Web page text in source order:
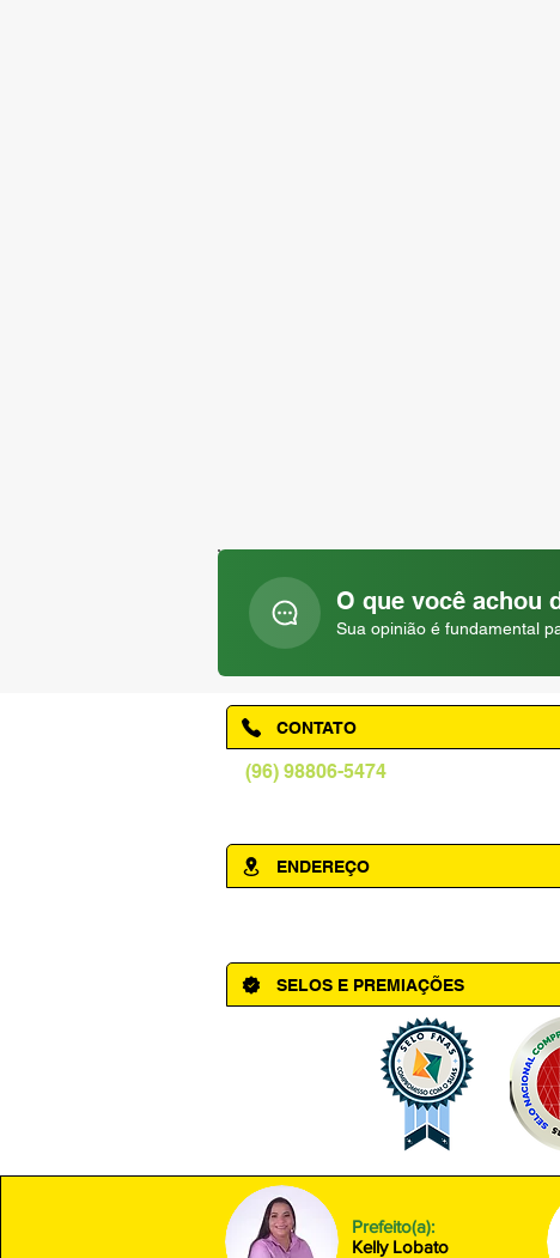
O que você achou
Sua opinião é fundamental
(96) 98806-5474
CONTATO
ENDEREÇO
SELOS E PREMIAÇÕES
Prefeito(a):
Kelly Lobato